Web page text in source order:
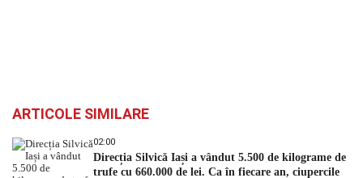
ARTICOLE SIMILARE
02:00
Direcția Silvică Iași a vândut 5.500 de kilograme de
trufe cu 660.000 de lei. Ca în fiecare an, ciupercile